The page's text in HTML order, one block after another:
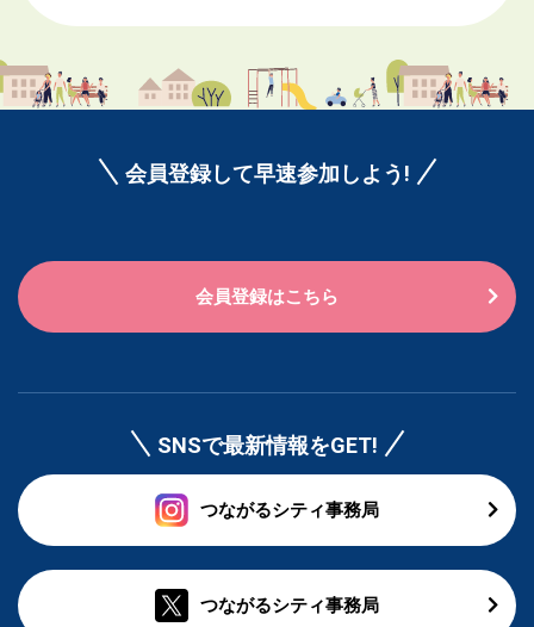
会員登録して早速参加しよう!
会員登録はこちら
SNSで最新情報をGET!
つながるシティ事務局
つながるシティ事務局